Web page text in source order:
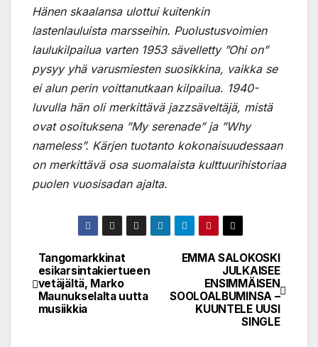
Hänen skaalansa ulottui kuitenkin
lastenlauluista marsseihin. Puolustusvoimien
laulukilpailua varten 1953 sävelletty ”Ohi on”
pysyy yhä varusmiesten suosikkina, vaikka se
ei alun perin voittanutkaan kilpailua. 1940-
luvulla hän oli merkittävä jazzsäveltäjä, mistä
ovat osoituksena ”My serenade” ja ”Why
nameless”. Kärjen tuotanto kokonaisuudessaan
on merkittävä osa suomalaista kulttuurihistoriaa
puolen vuosisadan ajalta.
Post
navigation
EMMA SALOKOSKI
JULKAISEE
ENSIMMÄISEN
SOOLOALBUMINSA –
KUUNTELE UUSI
SINGLE
Tangomarkkinat
esikarsintakiertueen
vetäjältä, Marko
Maunukselalta uutta
musiikkia